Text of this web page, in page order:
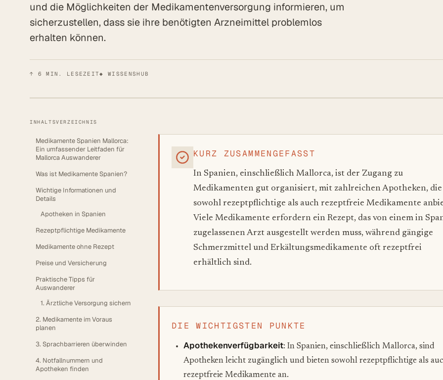
und die Möglichkeiten der Medikamentenversorgung informieren, um
sicherzustellen, dass sie ihre benötigten Arzneimittel problemlos
erhalten können.
↑ 6 MIN. LESEZEIT◆ WISSENSHUB
INHALTSVERZEICHNIS
Medikamente Spanien Mallorca:
Ein umfassender Leitfaden für
Mallorca Auswanderer
Was ist Medikamente Spanien?
Wichtige Informationen und
Details
Apotheken in Spanien
Rezeptpflichtige Medikamente
Medikamente ohne Rezept
Preise und Versicherung
Praktische Tipps für
Auswanderer
1. Ärztliche Versorgung sichern
2. Medikamente im Voraus
planen
3. Sprachbarrieren überwinden
4. Notfallnummern und
Apotheken finden
KURZ ZUSAMMENGEFASST
In Spanien, einschließlich Mallorca, ist der Zugang zu
Medikamenten gut organisiert, mit zahlreichen Apotheken, die
sowohl rezeptpflichtige als auch rezeptfreie Medikamente
Viele Medikamente erfordern ein Rezept, das von einem in
zugelassenen Arzt ausgestellt werden muss, während gängige
Schmerzmittel und Erkältungsmedikamente oft rezeptfrei
erhältlich sind.
DIE WICHTIGSTEN PUNKTE
Apothekenverfügbarkeit: In Spanien, einschließlich Mallorca, sind
Apotheken leicht zugänglich und bieten sowohl rezeptpflichtige als
rezeptfreie Medikamente an.